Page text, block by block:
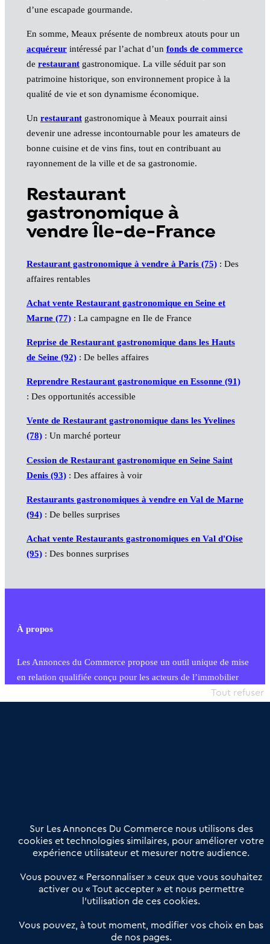
d’une escapade gourmande.
En somme, Meaux présente de nombreux atouts pour un
acquéreurintéressé par l’achat d’un fonds de commerce
de restaurantgastronomique. La ville séduit par son
patrimoine historique, son environnement propice à la
qualité de vie et son dynamisme économique.
Un restaurantgastronomique à Meaux pourrait ainsi
devenir une adresse incontournable pour les amateurs de
bonne cuisine et de vins fins, tout en contribuant au
rayonnement de la ville et de sa gastronomie.
Restaurant
gastronomique à
vendre Île-de-France
Restaurant gastronomique à vendre à Paris (75): Des
affaires rentables
Achat vente Restaurant gastronomique en Seine et
Marne (77): La campagne en Ile de France
Reprise de Restaurant gastronomique dans les Hauts
de Seine (92): De belles affaires
Reprendre Restaurant gastronomique en Essonne (91)
: Des opportunités accessible
Vente de Restaurant gastronomique dans les Yvelines
(78): Un marché porteur
Cession de Restaurant gastronomique en Seine Saint
Denis (93): Des affaires à voir
Restaurants gastronomiques à vendre en Val de Marne
(94): De belles surprises
Achat vente Restaurants gastronomiques en Val d'Oise
(95): Des bonnes surprises
À propos
Les Annonces du Commerce propose un outil unique de mise
en relation qualifiée conçu pour les acteurs de l’immobilier
commercial et les collectivités territoriales, simple et intégrant
Offres Pro
Actualités
Qui sommes nous ?
Derniers articles
Réseau 3C : un partenaire national dédié aux transactions
Petitscommerces : Un partenariat au service du commerce de
proximité et des territoires
Sur Les Annonces Du Commerce nous utilisons des
cookies et technologies similaires, pour améliorer votre
expérience utilisateur et mesurer notre audience.
Vous pouvez « Personnaliser » ceux que vous souhaitez
activer ou « Tout accepter » et nous permettre
l’utilisation de ces cookies.
Vous pouvez, à tout moment, modifier vos choix en bas
de nos pages.
Tout refuser